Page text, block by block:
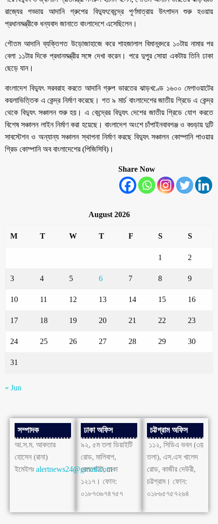
রাজ্যের গড্ডায় আদানি গ্রুপের বিদ্যুৎকেন্দ্রে পূর্ণমাত্রায় উৎপাদন শুরু হওয়ায়
প্রধানমন্ত্রীকে ধন্যবাদ জানাতে বাংলাদেশে এসেছিলেন।
গৌতম আদানি ব্যক্তিগত উড়োজাহাজে করে শাহজালাল বিমানবন্দরে ১০টায় নামার পর
বেলা ১১টার দিকে প্রধানমন্ত্রীর সঙ্গে দেখা করেন। পরে দুপুর সোয়া একটায় তিনি ঢাকা
ছেড়ে যান।
বাংলাদেশ বিদ্যুৎ সরবরাহ করতে আদানি গ্রুপ ভারতের ঝাড়খণ্ডে ১৬০০ মেগাওয়াটের
কয়লাভিত্তিক এ কেন্দ্র নির্মাণ করেছে। গত ৯ মার্চ বাংলাদেশের জাতীয় গ্রিডে এ কেন্দ্র
থেকে বিদ্যুৎ সঞ্চালন শুরু হয়। এ কেন্দ্রের বিদ্যুৎ দেশের জাতীয় গ্রিডে যোগ করতে
বিশেষ সঞ্চালন লাইন নির্মাণ করা হয়েছে। বাংলাদেশ অংশে চাঁপাইনবাবগঞ্জ ও বগুড়ায় দুটি
সাবস্টেশন ও অন্যান্য সঞ্চালন স্থাপনা নির্মাণ করছে বিদ্যুৎ সঞ্চালন কোম্পানি পাওয়ার
গ্রিড কোম্পানি অব বাংলাদেশের (পিজিসিবি)।
Share Now
August 2026
M T W T F S S
1 2
3 4 5 6 7 8 9
10 11 12 13 14 15 16
17 18 19 20 21 22 23
24 25 26 27 28 29 30
31
« Jun
সম্পাদক
আ.স.ম. আকতার
হোসেন (রানা)
ইমেইলঃ alertnews24@gmail.com
ঢাকা অফিস
৯২, ৫ম তলা ডিয়াইটি
রোড, মালিবাগ,
রেলগেইট, ঢাকা
১২১৭। ফোন:
০১৮৭৩৬৭৪৭৫৭
চট্টগ্রাম অফিস
১১২, সিডিএ ভবন (৩য়
তলা), এস.এস খালেদ
রোড, কাজীর দেউরী,
চট্টগ্রাম। ফোন:
০১৮৬৫৭৫৭২৬৪